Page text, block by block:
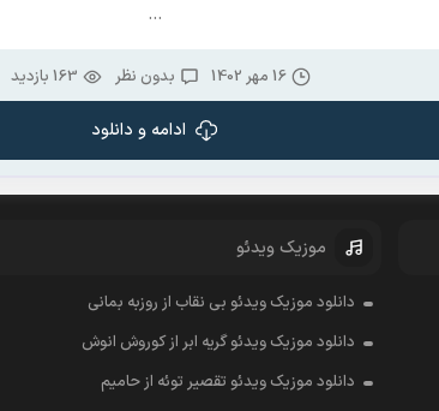
…
16 مهر 1402 بدون نظر 163 بازدید
ادامه و دانلود
موزیک ویدئو
دانلود موزیک ویدئو بی نقاب از روزبه بمانی
دانلود موزیک ویدئو گریه ابر از کوروش انوش
دانلود موزیک ویدئو تقصیر توئه از حامیم